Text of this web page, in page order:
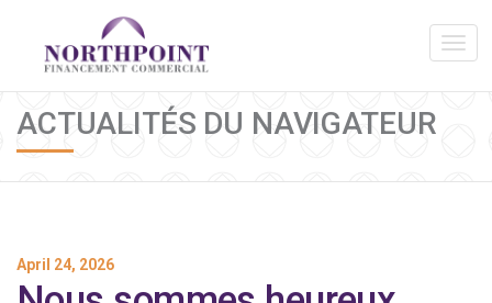
ACTUALITÉS DU NAVIGATEUR
April 24, 2026